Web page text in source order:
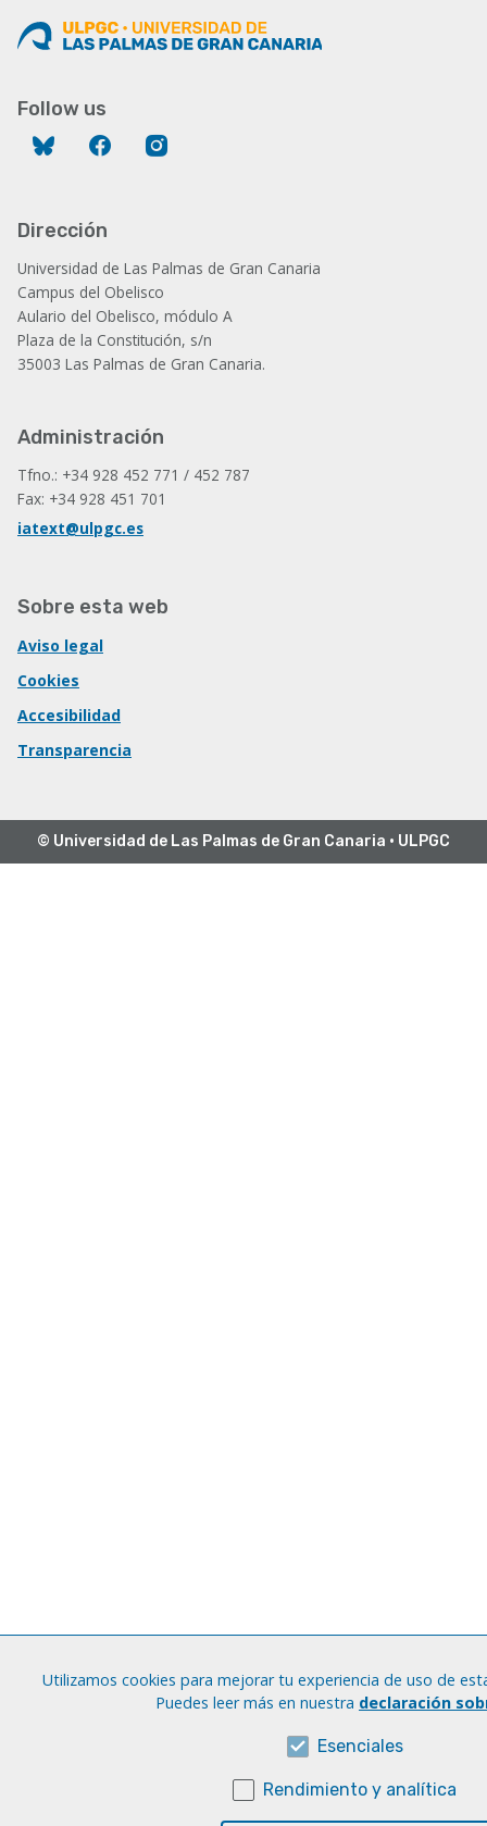
Follow us
Bluesky Facebook
Dirección
Universidad de Las Palmas de Gran Canaria
Campus del Obelisco
Aulario del Obelisco, módulo A
Plaza de la Constitución, s/n
35003 Las Palmas de Gran Canaria.
Administración
Tfno.: +34 928 452 771 / 452 787
Fax: +34 928 451 701
iatext@ulpgc.es
Sobre esta web
Aviso legal
Cookies
Accesibilidad
Transparencia
© Universidad de Las Palmas de Gran Canaria · ULPGC
Utilizamos cookies para mejorar tu experiencia de uso de
Puedes leer más en nuestra declaración
Esenciales
Rendimiento y analítica